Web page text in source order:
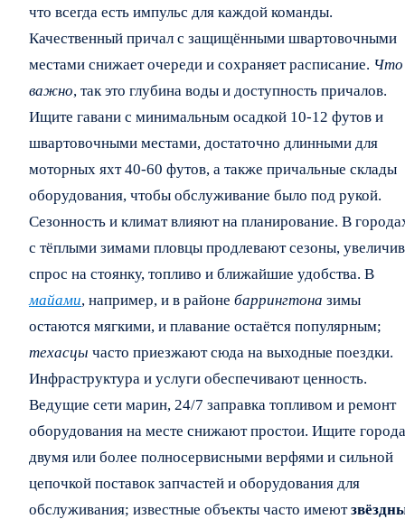
что всегда есть импульс для каждой команды.
Качественный причал с защищёнными швартовочными
местами снижает очереди и сохраняет расписание. Что
важно, так это глубина воды и доступность причалов.
Ищите гавани с минимальным осадкой 10-12 футов и
швартовочными местами, достаточно длинными для
моторных яхт 40-60 футов, а также причальные склады
оборудования, чтобы обслуживание было под рукой.
Сезонность и климат влияют на планирование. В
с тёплыми зимами пловцы продлевают сезоны,
спрос на стоянку, топливо и ближайшие удобства. В
майами, например, и в районе баррингтона зимы
остаются мягкими, и плавание остаётся популярным;
техасцы часто приезжают сюда на выходные поездки.
Инфраструктура и услуги обеспечивают ценность.
Ведущие сети марин, 24/7 заправка топливом и ремонт
оборудования на месте снижают простои. Ищите
двумя или более полносервисными верфями и сильной
цепочкой поставок запчастей и оборудования для
обслуживания; известные объекты часто имеют